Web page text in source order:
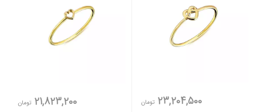
23,204,500 تومان 21,823,200 تومان